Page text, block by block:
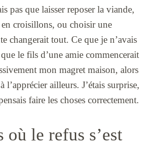
pas que laisser reposer la viande,
croisillons, ou choisir une
changerait tout. Ce que je n’avais
le fils d’une amie commencerait
mon magret maison, alors
l’apprécier ailleurs. J’étais surprise,
faire les choses correctement.
où le refus s’est